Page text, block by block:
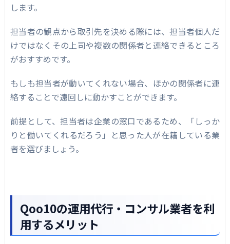
します。
担当者の観点から取引先を決める際には、担当者個人だ
けではなくその上司や複数の関係者と連絡できるところ
がおすすめです。
もしも担当者が動いてくれない場合、ほかの関係者に連
絡することで遠回しに動かすことができます。
前提として、担当者は企業の窓口であるため、「しっか
りと働いてくれるだろう」と思った人が在籍している業
者を選びましょう。
Qoo10の運用代行・コンサル業者を利
用するメリット